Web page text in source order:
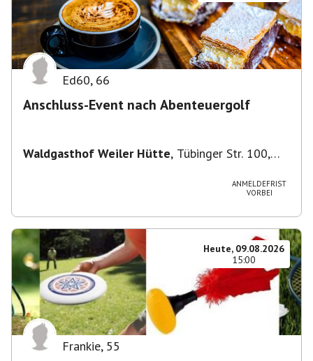
Ed60, 66
Anschluss-Event nach Abenteuergolf
Waldgasthof Weiler Hütte, Tübinger Str. 100,
ANMELDEFRIST
VORBEI
Heute, 09.08.2026
15:00
Frankie, 55